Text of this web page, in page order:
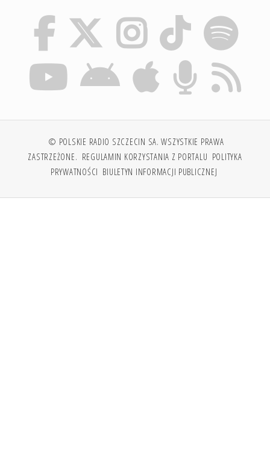
© POLSKIE RADIO SZCZECIN SA. WSZYSTKIE PRAWA
ZASTRZEŻONE. REGULAMIN KORZYSTANIA Z PORTALU POLITYKA
PRYWATNOŚCI BIULETYN INFORMACJI PUBLICZNEJ